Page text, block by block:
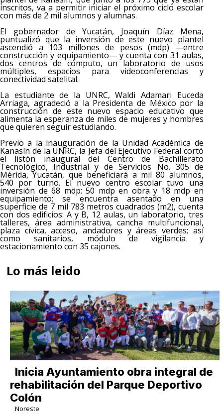
inscritos, va a permitir iniciar el próximo ciclo escolar
con más de 2 mil alumnos y alumnas.
El gobernador de Yucatán, Joaquín Díaz Mena,
puntualizó que la inversión de este nuevo plantel
ascendió a 103 millones de pesos (mdp) —entre
construcción y equipamiento— y cuenta con 31 aulas,
dos centros de cómputo, un laboratorio de usos
múltiples, espacios para videoconferencias y
conectividad satelital.
La estudiante de la UNRC, Waldi Adamari Euceda
Arriaga, agradeció a la Presidenta de México por la
construcción de este nuevo espacio educativo que
alimenta la esperanza de miles de mujeres y hombres
que quieren seguir estudiando.
Previo a la inauguración de la Unidad Académica de
Kanasín de la UNRC, la Jefa del Ejecutivo Federal cortó
el listón inaugural del Centro de Bachillerato
Tecnológico, Industrial y de Servicios No. 305 de
Mérida, Yucatán, que beneficiará a mil 80 alumnos,
540 por turno. El nuevo centro escolar tuvo una
inversión de 68 mdp: 50 mdp en obra y 18 mdp en
equipamiento; se encuentra asentado en una
superficie de 7 mil 783 metros cuadrados (m2), cuenta
con dos edificios: A y B, 12 aulas, un laboratorio, tres
talleres, área administrativa, cancha multifuncional,
plaza cívica, acceso, andadores y áreas verdes; así
como sanitarios, módulo de vigilancia y
estacionamiento con 35 cajones.
Lo más leido
Inicia Ayuntamiento obra integral de
rehabilitación del Parque Deportivo
Colón
Noreste